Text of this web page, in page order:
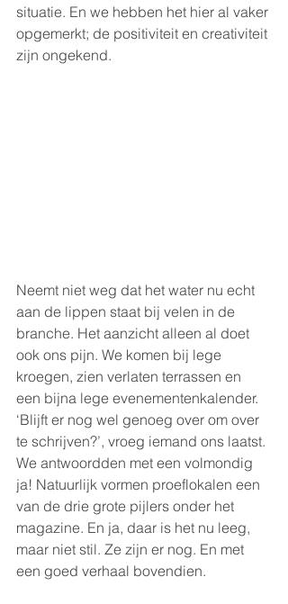
situatie. En we hebben het hier al vaker
opgemerkt; de positiviteit en creativiteit
zijn ongekend.
Neemt niet weg dat het water nu echt
aan de lippen staat bij velen in de
branche. Het aanzicht alleen al doet
ook ons pijn. We komen bij lege
kroegen, zien verlaten terrassen en
een bijna lege evenementenkalender.
‘Blijft er nog wel genoeg over om over
te schrijven?’, vroeg iemand ons laatst.
We antwoordden met een volmondig
ja! Natuurlijk vormen proeflokalen een
van de drie grote pijlers onder het
magazine. En ja, daar is het nu leeg,
maar niet stil. Ze zijn er nog. En met
een goed verhaal bovendien.